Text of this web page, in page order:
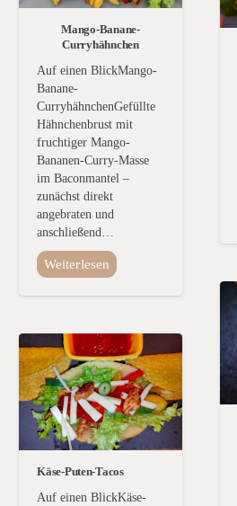
Mango-Banane-
Curryhähnchen
Auf einen BlickMango-
Banane-
CurryhähnchenGefüllte
Hähnchenbrust mit
fruchtiger Mango-
Bananen-Curry-Masse
im Baconmantel –
zunächst direkt
angebraten und
anschließend…
Weiterlesen
Käse-Puten-Tacos
Auf einen BlickKäse-